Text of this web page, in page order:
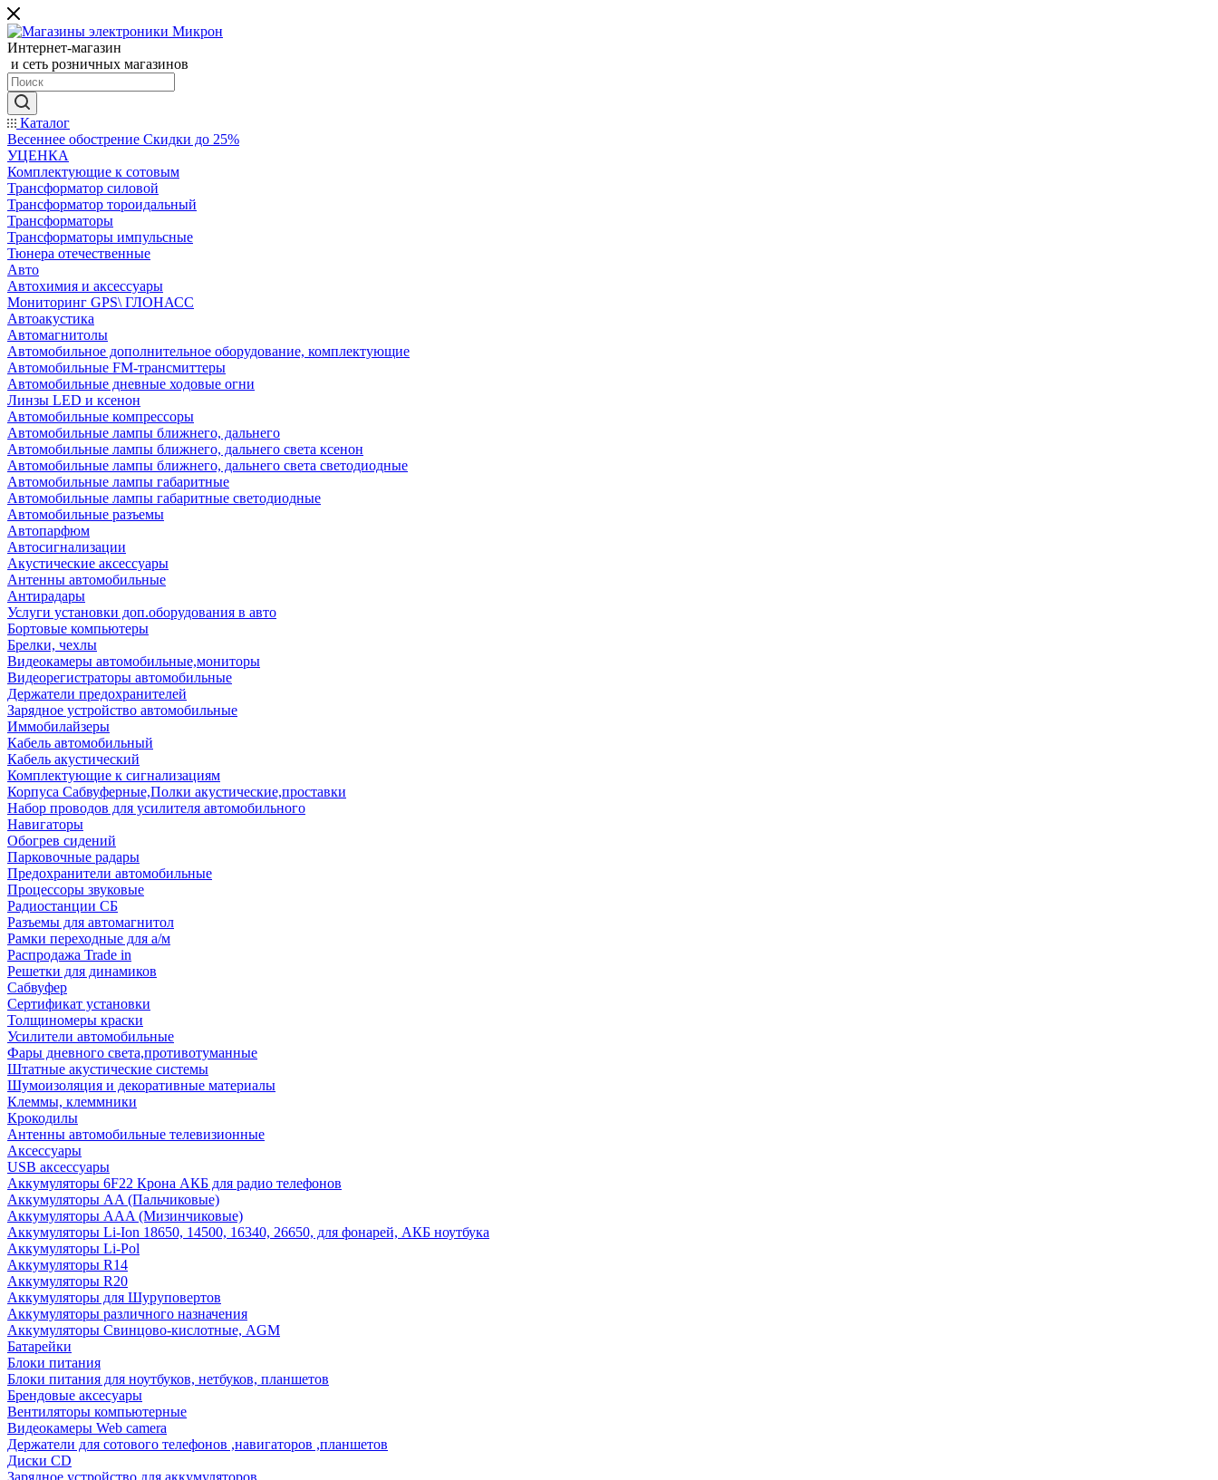
Интернет-магазин
и сеть розничных магазинов
Каталог
Весеннее обострение Скидки до 25%
УЦЕНКА
Комплектующие к сотовым
Трансформатор силовой
Трансформатор тороидальный
Трансформаторы
Трансформаторы импульсные
Тюнера отечественные
Авто
Автохимия и аксессуары
Мониторинг GPS\ ГЛОНАСС
Автоакустика
Автомагнитолы
Автомобильное дополнительное оборудование, комплектующие
Автомобильные FM-трансмиттеры
Автомобильные дневные ходовые огни
Линзы LED и ксенон
Автомобильные компрессоры
Автомобильные лампы ближнего, дальнего
Автомобильные лампы ближнего, дальнего света ксенон
Автомобильные лампы ближнего, дальнего света светодиодные
Автомобильные лампы габаритные
Автомобильные лампы габаритные светодиодные
Автомобильные разъемы
Автопарфюм
Автосигнализации
Акустические аксессуары
Антенны автомобильные
Антирадары
Услуги установки доп.оборудования в авто
Бортовые компьютеры
Брелки, чехлы
Видеокамеры автомобильные,мониторы
Видеорегистраторы автомобильные
Держатели предохранителей
Зарядное устройство автомобильные
Иммобилайзеры
Кабель автомобильный
Кабель акустический
Комплектующие к сигнализациям
Корпуса Сабвуферные,Полки акустические,проставки
Набор проводов для усилителя автомобильного
Навигаторы
Обогрев сидений
Парковочные радары
Предохранители автомобильные
Процессоры звуковые
Радиостанции СБ
Разъемы для автомагнитол
Рамки переходные для а/м
Распродажа Trade in
Решетки для динамиков
Сабвуфер
Сертификат установки
Толщиномеры краски
Усилители автомобильные
Фары дневного света,противотуманные
Штатные акустические системы
Шумоизоляция и декоративные материалы
Клеммы, клеммники
Крокодилы
Антенны автомобильные телевизионные
Аксессуары
USB аксессуары
Аккумуляторы 6F22 Крона АКБ для радио телефонов
Аккумуляторы AA (Пальчиковые)
Аккумуляторы AAA (Мизинчиковые)
Аккумуляторы Li-Ion 18650, 14500, 16340, 26650, для фонарей, АКБ ноутбука
Аккумуляторы Li-Pol
Аккумуляторы R14
Аккумуляторы R20
Аккумуляторы для Шуруповертов
Аккумуляторы различного назначения
Аккумуляторы Свинцово-кислотные, AGM
Батарейки
Блоки питания
Блоки питания для ноутбуков, нетбуков, планшетов
Брендовые аксесуары
Вентиляторы компьютерные
Видеокамеры Web camera
Держатели для сотового телефонов ,навигаторов ,планшетов
Диски CD
Зарядное устройство для аккумуляторов.